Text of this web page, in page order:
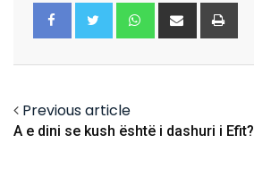
Whatsapp
Share
via
Previous article
A e dini se kush është i dashuri i Efit?